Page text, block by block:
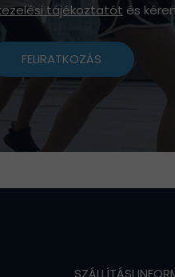
tájékoztatót és
FELIRATKOZÁS
SZÁLLÍTÁSI